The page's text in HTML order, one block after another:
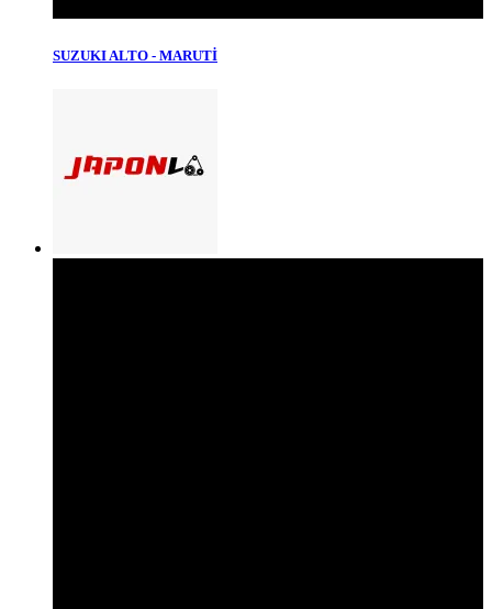
SUZUKI ALTO - MARUTİ